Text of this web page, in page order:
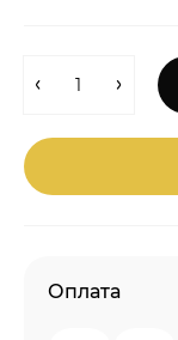
Оплата